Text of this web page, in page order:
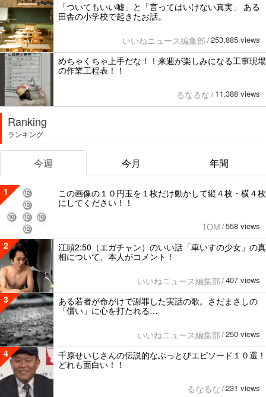
「ついてもいい嘘」と「言ってはいけない真実」 ある
田舎の小学校で起きたお話。
いいねニュース編集部 / 253,885 views
めちゃくちゃ上手だな！！来週が楽しみになる工事現場
の作業工程表！！
るなるな / 11,388 views
Ranking
ランキング
今週 今月 年間
1
この画像の１０円玉を１枚だけ動かして縦４枚・横４枚
にしてください！！
TOM / 558 views
2
江頭2:50（エガチャン）のいい話「車いすの少女」の真
相について、本人がコメント！
いいねニュース編集部 / 407 views
3
ある若者が命がけで謝罪した実話の歌。さだまさしの
「償い」に心を打たれる…
いいねニュース編集部 / 250 views
4
千原せいじさんの伝説的なぶっとびエピソード１０選！
どれも面白い！！
るなるな / 231 views